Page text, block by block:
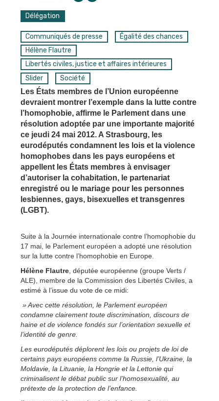
Délégation
Communiqués de presse
Égalité des chances
Hélène Flautre
Libertés civiles, justice et affaires intérieures
Slider
Société
Les États membres de l’Union européenne
devraient montrer l’exemple dans la lutte contre
l’homophobie, affirme le Parlement dans une
résolution adoptée par une importante majorité
ce jeudi 24 mai 2012. A Strasbourg, les
eurodéputés condamnent les lois et la violence
homophobes dans les pays européens et
appellent les États membres à envisager
d’autoriser la cohabitation, le partenariat
enregistré ou le mariage pour les personnes
lesbiennes, gays, bisexuelles et transgenres
(LGBT).
Suite à la Journée internationale contre l’homophobie du
17 mai, le Parlement européen a adopté une résolution
sur la lutte contre l’homophobie en Europe.
Hélène Flautre , députée européenne (groupe Verts /
ALE), membre de la Commission des Libertés Civiles, a
estimé à l’issue du vote de ce midi:
» Avec cette résolution, le Parlement européen
condamne clairement toute discrimination, discours de
haine et de violence fondés sur l’orientation sexuelle et
l’identité de genre.
Les eurodéputés déplorent les lois ou projets de loi de
certains pays européens comme la Russie, l’Ukraine, la
Moldavie, la Lituanie, la Hongrie et la Lettonie qui
criminalisent le débat public sur l’homosexualité, au
prétexte de la protection de l’enfance.